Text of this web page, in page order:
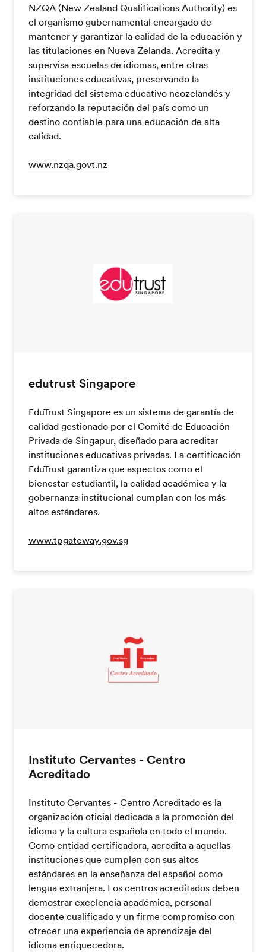
NZQA (New Zealand Qualifications Authority) es
el organismo gubernamental encargado de
mantener y garantizar la calidad de la educación y
las titulaciones en Nueva Zelanda. Acredita y
supervisa escuelas de idiomas, entre otras
instituciones educativas, preservando la
integridad del sistema educativo neozelandés y
reforzando la reputación del país como un
destino confiable para una educación de alta
calidad.
www.nzqa.govt.nz
edutrust Singapore
EduTrust Singapore es un sistema de garantía de
calidad gestionado por el Comité de Educación
Privada de Singapur, diseñado para acreditar
instituciones educativas privadas. La certificación
EduTrust garantiza que aspectos como el
bienestar estudiantil, la calidad académica y la
gobernanza institucional cumplan con los más
altos estándares.
www.tpgateway.gov.sg
Instituto Cervantes - Centro
Acreditado
Instituto Cervantes - Centro Acreditado es la
organización oficial dedicada a la promoción del
idioma y la cultura española en todo el mundo.
Como entidad certificadora, acredita a aquellas
instituciones que cumplen con sus altos
estándares en la enseñanza del español como
lengua extranjera. Los centros acreditados deben
demostrar excelencia académica, personal
docente cualificado y un firme compromiso con
ofrecer una experiencia de aprendizaje del
idioma enriquecedora.